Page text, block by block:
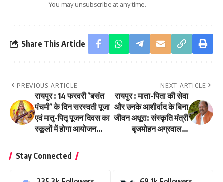
You may unsubscribe at any time.
Share This Article
PREVIOUS ARTICLE
रायपुर : 14 फरवरी ’बसंत
पंचमी’ के दिन सरस्वती पूजा
एवं मातृ-पितृ पूजन दिवस का
स्कूलों में होगा आयोजन…
NEXT ARTICLE
रायपुर : माता-पिता की सेवा
और उनके आशीर्वाद के बिना
जीवन अधूरा: संस्कृति मंत्री
बृजमोहन अग्रवाल…
Stay Connected